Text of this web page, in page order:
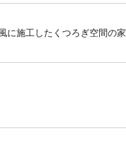
に施工したくつろぎ空間の家